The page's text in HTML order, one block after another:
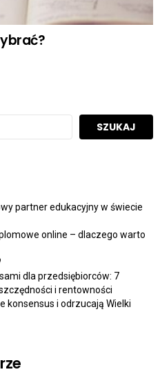
SZUKAJ
partner edukacyjny w świecie
online – dlaczego warto
dla przedsiębiorców: 7
i rentowności
konsensus i odrzucają Wielki